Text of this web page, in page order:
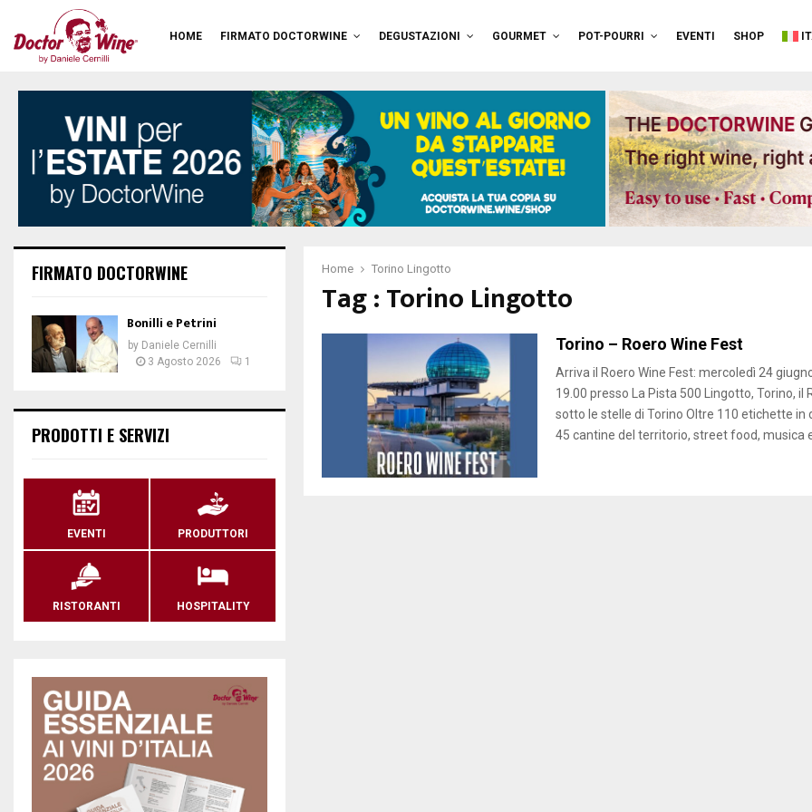
HOME FIRMATO DOCTORWINE DEGUSTAZIONI GOURMET POT-POURRI EVENTI SHOP
Home Torino Lingotto
Tag : Torino Lingotto
Torino – Roero Wine Fest
Arriva il Roero Wine Fest: mercoledì 24
19.00 presso La Pista 500 Lingotto, Torino, il
sotto le stelle di Torino Oltre 110 etichette in
45 cantine del territorio, street food, musica e
FIRMATO DOCTORWINE
Bonilli e Petrini
by Daniele Cernilli
3 Agosto 2026
1
PRODOTTI E SERVIZI
EVENTI PRODUTTORI
RISTORANTI HOSPITALITY